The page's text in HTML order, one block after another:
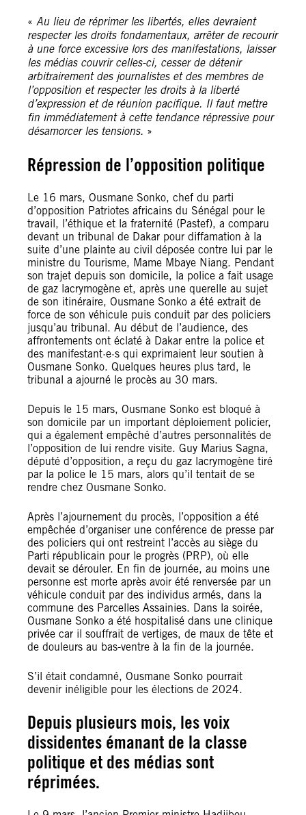
« Au lieu de réprimer les libertés, elles devraient
respecter les droits fondamentaux, arrêter de recourir
à une force excessive lors des manifestations, laisser
les médias couvrir celles-ci, cesser de détenir
arbitrairement des journalistes et des membres de
l’opposition et respecter les droits à la liberté
d’expression et de réunion pacifique. Il faut mettre
fin immédiatement à cette tendance répressive pour
désamorcer les tensions. »
Répression de l’opposition politique
Le 16 mars, Ousmane Sonko, chef du parti
d’opposition Patriotes africains du Sénégal pour le
travail, l’éthique et la fraternité (Pastef), a comparu
devant un tribunal de Dakar pour diffamation à la
suite d’une plainte au civil déposée contre lui par le
ministre du Tourisme, Mame Mbaye Niang. Pendant
son trajet depuis son domicile, la police a fait usage
de gaz lacrymogène et, après une querelle au sujet
de son itinéraire, Ousmane Sonko a été extrait de
force de son véhicule puis conduit par des policiers
jusqu’au tribunal. Au début de l’audience, des
affrontements ont éclaté à Dakar entre la police et
des manifestant·e·s qui exprimaient leur soutien à
Ousmane Sonko. Quelques heures plus tard, le
tribunal a ajourné le procès au 30 mars.
Depuis le 15 mars, Ousmane Sonko est bloqué à
son domicile par un important déploiement policier,
qui a également empêché d’autres personnalités de
l’opposition de lui rendre visite. Guy Marius Sagna,
député d’opposition, a reçu du gaz lacrymogène tiré
par la police le 15 mars, alors qu’il tentait de se
rendre chez Ousmane Sonko.
Après l’ajournement du procès, l’opposition a été
empêchée d’organiser une conférence de presse par
des policiers qui ont restreint l’accès au siège du
Parti républicain pour le progrès (PRP), où elle
devait se dérouler. En fin de journée, au moins une
personne est morte après avoir été renversée par un
véhicule conduit par des individus armés, dans la
commune des Parcelles Assainies. Dans la soirée,
Ousmane Sonko a été hospitalisé dans une clinique
privée car il souffrait de vertiges, de maux de tête et
de douleurs au bas-ventre à la fin de la journée.
S’il était condamné, Ousmane Sonko pourrait
devenir inéligible pour les élections de 2024.
Depuis plusieurs mois, les voix
dissidentes émanant de la classe
politique et des médias sont
réprimées.